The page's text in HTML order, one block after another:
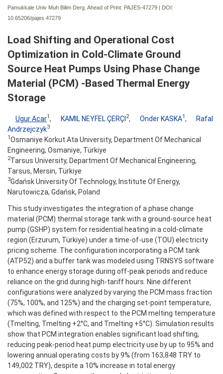
Pamukkale Univ Muh Bilim Derg. Ahead of Print: PAJES-47279 | DOI:
10.65206/pajes.47279
Load Shifting and Operational Cost
Optimization in Cold-Climate Ground
Source Heat Pumps Using Phase Change
Material (PCM) -Based Thermal Energy
Storage
Ugur Acar1 , KAMIL NEYFEL ÇERÇI 2, Onder KASKA1 ,
Rafal
Andrzejczyk3
1 Osmaniye Korkut Ata University, Department Of Mechanical
Engineering, Osmaniye, Türkiye
2Tarsus University, Department Of Mechanical Engineering,
Tarsus, Mersin, Türkiye
3Gdańsk University Of Technology, Institute Of Energy,
Narutowicza, Gdańsk, Poland
This study investigates the integration of a phase change
material (PCM) thermal storage tank with a ground-source heat
pump (GSHP) system for residential heating in a cold-climate
region (Erzurum, Türkiye) under a time-of-use (TOU) electricity
pricing scheme. The configuration incorporating a PCM tank
(ATP52) and a buffer tank was modeled using TRNSYS software
to enhance energy storage during off-peak periods and reduce
reliance on the grid during high-tariff hours. Nine different
configurations were analyzed by varying the PCM mass fraction
(75%, 100%, and 125%) and the charging set-point temperature,
which was defined with respect to the PCM melting temperature
(Tmelting, Tmelting +2°C, and Tmelting +5°C). Simulation results
show that PCM integration enables significant load shifting,
reducing peak-period heat pump electricity use by up to 95% and
lowering annual operating costs by 9% (from 163,848 TRY to
149,002 TRY), despite a 10% increase in total energy